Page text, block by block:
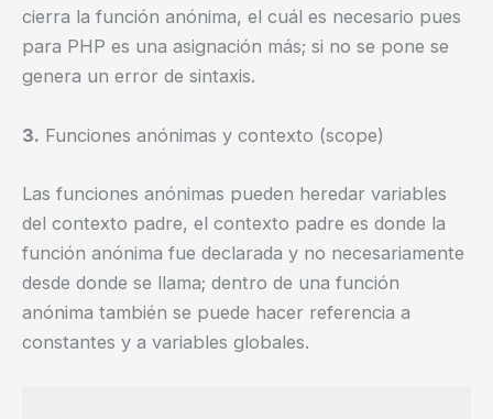
cierra la función anónima, el cuál es necesario pues
para PHP es una asignación más; si no se pone se
genera un error de sintaxis.
3. Funciones anónimas y contexto (scope)
Las funciones anónimas pueden heredar variables
del contexto padre, el contexto padre es donde la
función anónima fue declarada y no necesariamente
desde donde se llama; dentro de una función
anónima también se puede hacer referencia a
constantes y a variables globales.